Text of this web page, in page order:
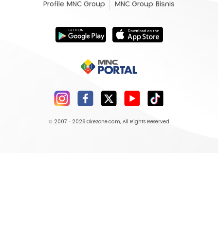
Profile MNC Group MNC Group Bisnis
© 2007 - 2026 Okezone.com, All Rights Reserved